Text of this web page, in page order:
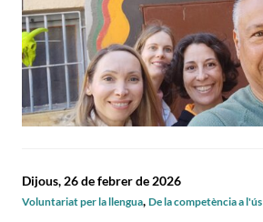
Dijous, 26 de febrer de 2026
Voluntariat per la llengua, De la competència a l'ús